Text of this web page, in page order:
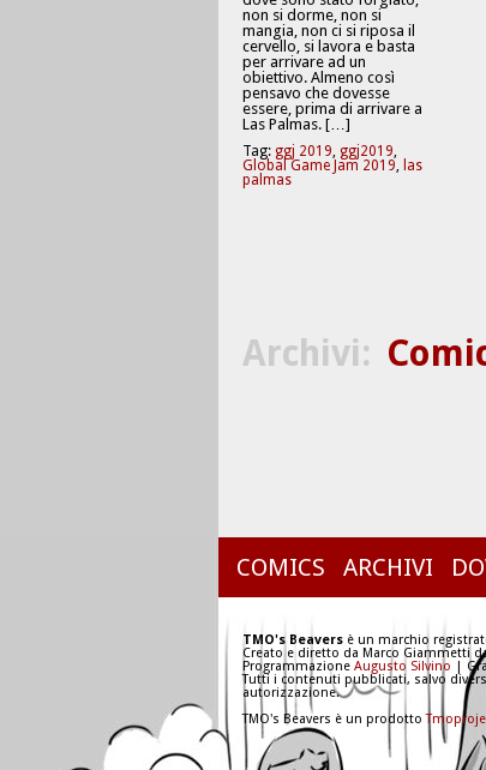
non si dorme, non si
mangia, non ci si riposa il
cervello, si lavora e basta
per arrivare ad un
obiettivo. Almeno così
pensavo che dovesse
essere, prima di arrivare a
Las Palmas. […]
Tag: ggj 2019, ggj2019,
Global Game Jam 2019, las
palmas
Archivi:
COMICS ARCHIVI
TMO's Beavers è un marchio
Creato e diretto da Marco Giammetti
Programmazione Augusto Silvino |
Tutti i contenuti pubblicati, salvo
autorizzazione.
TMO's Beavers è un prodotto